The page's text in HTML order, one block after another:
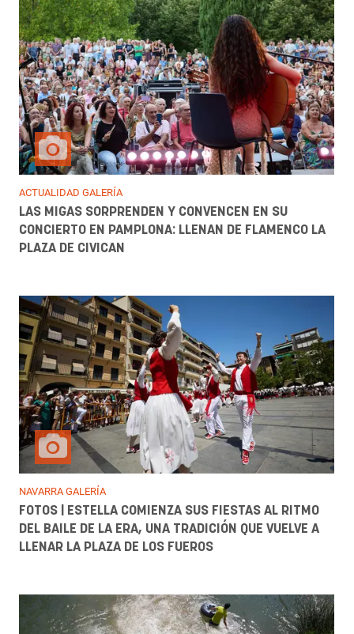
ACTUALIDAD GALERÍA
LAS MIGAS SORPRENDEN Y CONVENCEN EN SU
CONCIERTO EN PAMPLONA: LLENAN DE FLAMENCO LA
PLAZA DE CIVICAN
NAVARRA GALERÍA
FOTOS | ESTELLA COMIENZA SUS FIESTAS AL RITMO
DEL BAILE DE LA ERA, UNA TRADICIÓN QUE VUELVE A
LLENAR LA PLAZA DE LOS FUEROS